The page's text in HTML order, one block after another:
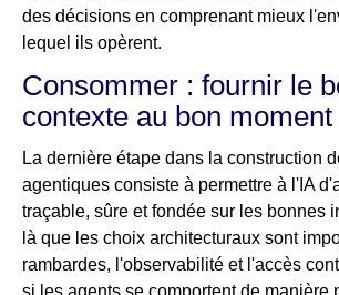
des décisions en comprenant mieux
lequel ils opèrent.
Consommer : fournir le
contexte au bon moment
La dernière étape dans la construction
agentiques consiste à permettre à l'IA
traçable, sûre et fondée sur les bonnes
là que les choix architecturaux sont
rambardes, l'observabilité et l'accès